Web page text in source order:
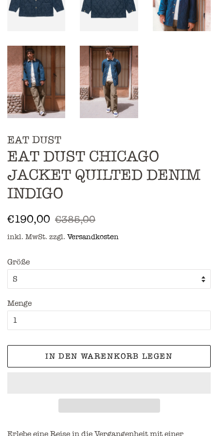
EAT DUST
EAT DUST CHICAGO
JACKET QUILTED DENIM
INDIGO
Normaler
€190,00 Sonderpreis
€385,00
inkl. MwSt. zzgl. Versandkosten
Größe
Menge
IN DEN WARENKORB LEGEN
Erlebe eine Reise in die Vergangenheit mit einer